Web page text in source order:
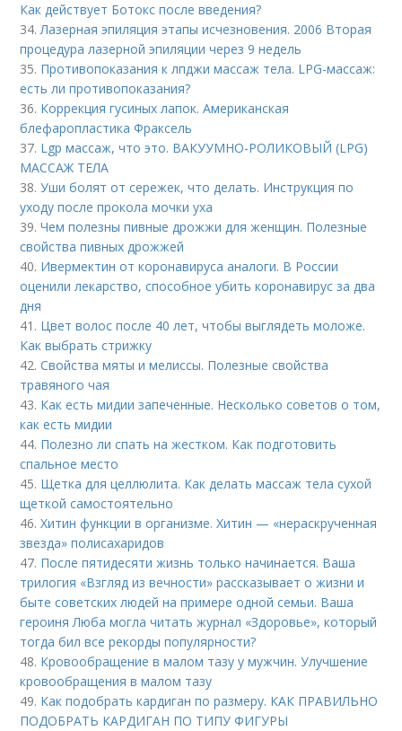
Как действует Ботокс после введения?
34.Лазерная эпиляция этапы исчезновения. 2006 Вторая
процедура лазерной эпиляции через 9 недель
35. Противопоказания к лпджи массаж тела. LPG-массаж:
есть ли противопоказания?
36. Коррекция гусиных лапок. Американская
блефаропластика Фраксель
37. Lgp массаж, что это. ВАКУУМНО-РОЛИКОВЫЙ (LPG)
МАССАЖ ТЕЛА
38.Уши болят от сережек, что делать. Инструкция по
уходу после прокола мочки уха
39.Чем полезны пивные дрожжи для женщин. Полезные
свойства пивных дрожжей
40. Ивермектин от коронавируса аналоги. В России
оценили лекарство, способное убить коронавирус за два
дня
41. Цвет волос после 40 лет, чтобы выглядеть моложе.
Как выбрать стрижку
42.Свойства мяты и мелиссы. Полезные свойства
травяного чая
43. Как есть мидии запеченные. Несколько советов о том,
как есть мидии
44. Полезно ли спать на жестком. Как подготовить
спальное место
45. Щетка для целлюлита. Как делать массаж тела сухой
щеткой самостоятельно
46.Хитин функции в организме. Хитин — «нераскрученная
звезда» полисахаридов
47. После пятидесяти жизнь только начинается. Ваша
трилогия «Взгляд из вечности» рассказывает о жизни и
быте советских людей на примере одной семьи. Ваша
героиня Люба могла читать журнал «Здоровье», который
тогда бил все рекорды популярности?
48. Кровообращение в малом тазу у мужчин. Улучшение
кровообращения в малом тазу
49. Как подобрать кардиган по размеру. КАК ПРАВИЛЬНО
ПОДОБРАТЬ КАРДИГАН ПО ТИПУ ФИГУРЫ